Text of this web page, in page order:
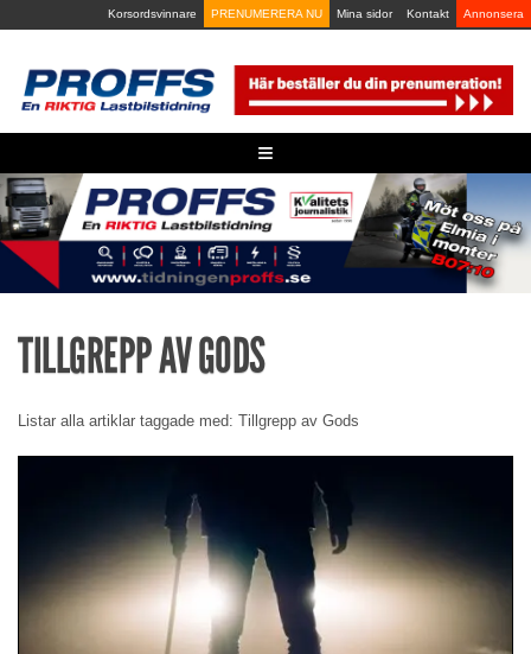
to
Korsordsvinnare PRENUMERERA NU Mina sidor Kontakt Annonsera
≡
TILLGREPP AV GODS
Listar alla artiklar taggade med: Tillgrepp av Gods